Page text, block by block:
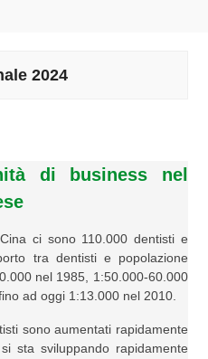
2024
di business nel
ci sono 110.000 dentisti e
tra dentisti e popolazione
nel 1985, 1:50.000-60.000
ad oggi 1:13.000 nel 2010.
sono aumentati rapidamente
sta sviluppando rapidamente